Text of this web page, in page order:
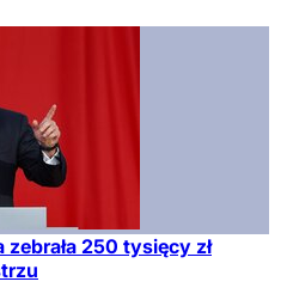
250 tysięcy zł